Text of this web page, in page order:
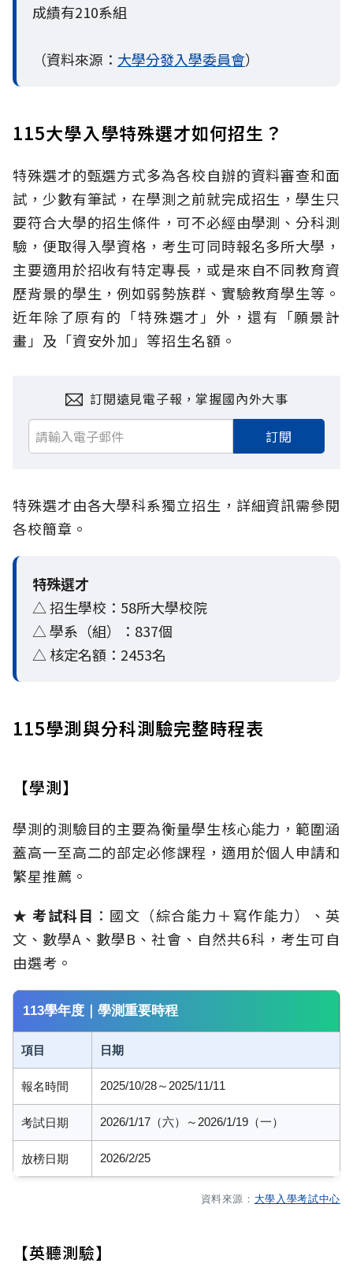
成績有210系組
（資料來源： 大學分發入學委員會）
115大學入學特殊選才如何招生？
特殊選才的甄選方式多為各校自辦的資料審查和面
試，少數有筆試，在學測之前就完成招生，學生只
要符合大學的招生條件，可不必經由學測、分科測
驗，便取得入學資格，考生可同時報名多所大學，
主要適用於招收有特定專長，或是來自不同教育資
歷背景的學生，例如弱勢族群、實驗教育學生等。
近年除了原有的「特殊選才」外，還有「願景計
畫」及「資安外加」等招生名額。
訂閱遠見電子報，掌握國內外大事
訂閱
特殊選才由各大學科系獨立招生，詳細資訊需參閱
各校簡章。
特殊選才
△ 招生學校：58所大學校院
△ 學系（組）：837個
△ 核定名額：2453名
115學測與分科測驗完整時程表
【學測】
學測的測驗目的主要為衡量學生核心能力，範圍涵
蓋高一至高二的部定必修課程，適用於個人申請和
繁星推薦。
★ 考試科目 ：國文（綜合能力＋寫作能力）、英
文、數學A、數學B、社會、自然共6科，考生可自
由選考。
113學年度｜學測重要時程
項目 日期
報名時間 2025/10/28～2025/11/11
考試日期 2026/1/17（六）～2026/1/19（一）
放榜日期 2026/2/25
資料來源： 大學入學考試中心
【英聽測驗】